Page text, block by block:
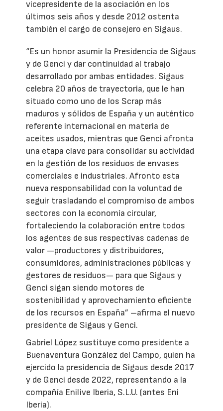
vicepresidente de la asociación en los
últimos seis años y desde 2012 ostenta
también el cargo de consejero en Sigaus.
“Es un honor asumir la Presidencia de Sigaus
y de Genci y dar continuidad al trabajo
desarrollado por ambas entidades. Sigaus
celebra 20 años de trayectoria, que le han
situado como uno de los Scrap más
maduros y sólidos de España y un auténtico
referente internacional en materia de
aceites usados, mientras que Genci afronta
una etapa clave para consolidar su actividad
en la gestión de los residuos de envases
comerciales e industriales. Afronto esta
nueva responsabilidad con la voluntad de
seguir trasladando el compromiso de ambos
sectores con la economía circular,
fortaleciendo la colaboración entre todos
los agentes de sus respectivas cadenas de
valor —productores y distribuidores,
consumidores, administraciones públicas y
gestores de residuos— para que Sigaus y
Genci sigan siendo motores de
sostenibilidad y aprovechamiento eficiente
de los recursos en España” –afirma el nuevo
presidente de Sigaus y Genci.
Gabriel López sustituye como presidente a
Buenaventura González del Campo, quien ha
ejercido la presidencia de Sigaus desde 2017
y de Genci desde 2022, representando a la
compañía Enilive Iberia, S.L.U. (antes Eni
Iberia).